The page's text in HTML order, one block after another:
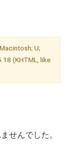
U;
(KHTML, like
せんでした。